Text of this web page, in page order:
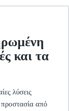
και τα
λύσεις
από